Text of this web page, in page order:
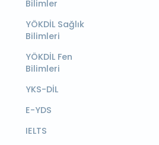
Bilimler
YÖKDİL Sağlık
Bilimleri
YÖKDİL Fen
Bilimleri
YKS-DİL
E-YDS
IELTS